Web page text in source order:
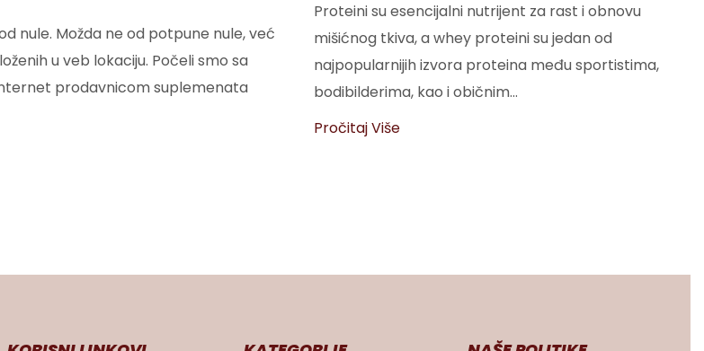
nule. Možda ne od potpune nule, već
u veb lokaciju. Počeli smo sa
prodavnicom suplemenata
Proteini su esencijalni nutrijent za rast i obnovu
mišićnog tkiva, a whey proteini su jedan od
najpopularnijih izvora proteina među sportistima,
bodibilderima, kao i običnim...
Pročitaj Više